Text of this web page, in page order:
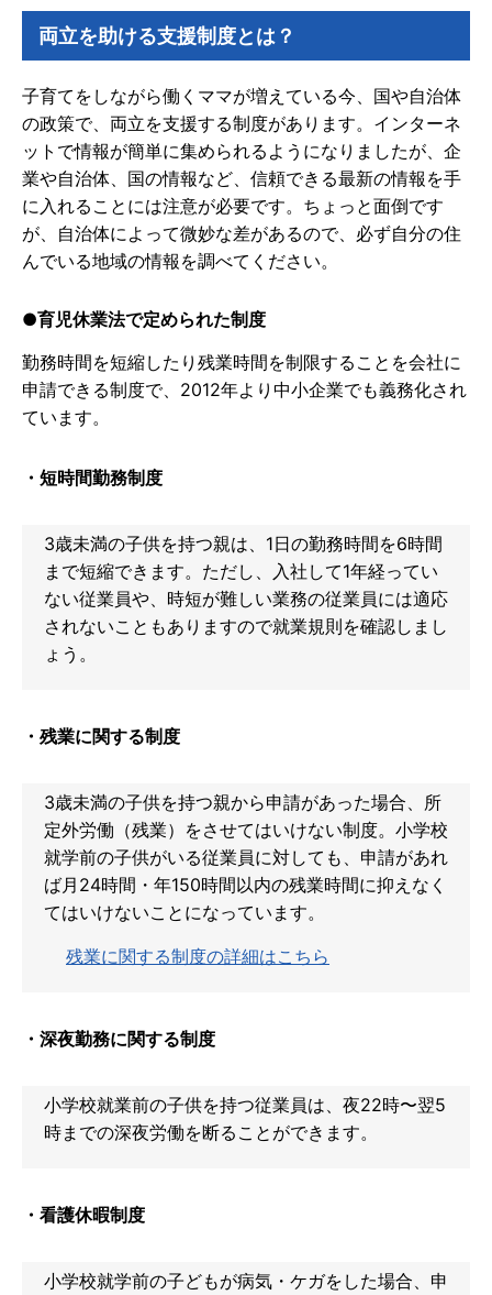
両立を助ける支援制度とは？
子育てをしながら働くママが増えている今、国や自治体
の政策で、両立を支援する制度があります。インターネ
ットで情報が簡単に集められるようになりましたが、企
業や自治体、国の情報など、信頼できる最新の情報を手
に入れることには注意が必要です。ちょっと面倒です
が、自治体によって微妙な差があるので、必ず自分の住
んでいる地域の情報を調べてください。
●育児休業法で定められた制度
勤務時間を短縮したり残業時間を制限することを会社に
申請できる制度で、2012年より中小企業でも義務化され
ています。
・短時間勤務制度
3歳未満の子供を持つ親は、1日の勤務時間を6時間
まで短縮できます。ただし、入社して1年経ってい
ない従業員や、時短が難しい業務の従業員には適応
されないこともありますので就業規則を確認しまし
ょう。
・残業に関する制度
3歳未満の子供を持つ親から申請があった場合、所
定外労働（残業）をさせてはいけない制度。小学校
就学前の子供がいる従業員に対しても、申請があれ
ば月24時間・年150時間以内の残業時間に抑えなく
てはいけないことになっています。
残業に関する制度の詳細はこちら
・深夜勤務に関する制度
小学校就業前の子供を持つ従業員は、夜22時〜翌5
時までの深夜労働を断ることができます。
・看護休暇制度
小学校就学前の子どもが病気・ケガをした場合、申